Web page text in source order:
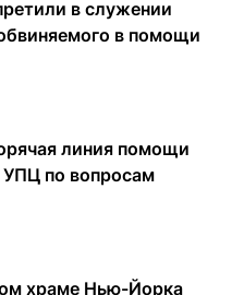
в служении
в помощи
линия помощи
по вопросам
храме Нью-Йорка